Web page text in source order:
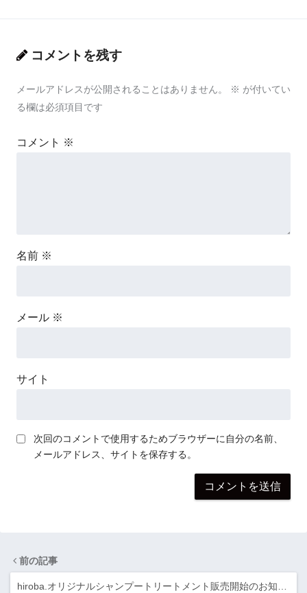
コメントを残す
メールアドレスが公開されることはありません。 ※ が付いてい
る欄は必須項目です
コメント ※
名前 ※
メール ※
サイト
次回のコメントで使用するためブラウザーに自分の名前、
メールアドレス、サイトを保存する。
前の記事
hiroba.オリジナルシャンプートリートメント販売開始のお知…